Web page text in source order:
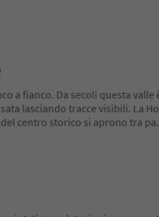
a fianco. Da secoli questa valle
lasciando tracce visibili. La
centro storico si aprono tra pa